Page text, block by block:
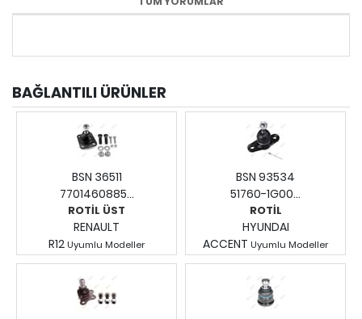
BAĞLANTILI ÜRÜNLER
BSN 36511
7701460885...
ROTİL ÜST
RENAULT
R12Uyumlu Modeller
Fiyatları Görmek İçin
Giriş Yapınız.
BSN 93534
51760-1G00...
ROTİL
HYUNDAI
ACCENT Uyumlu Modeller
Fiyatları Görmek İçin
Giriş Yapınız.